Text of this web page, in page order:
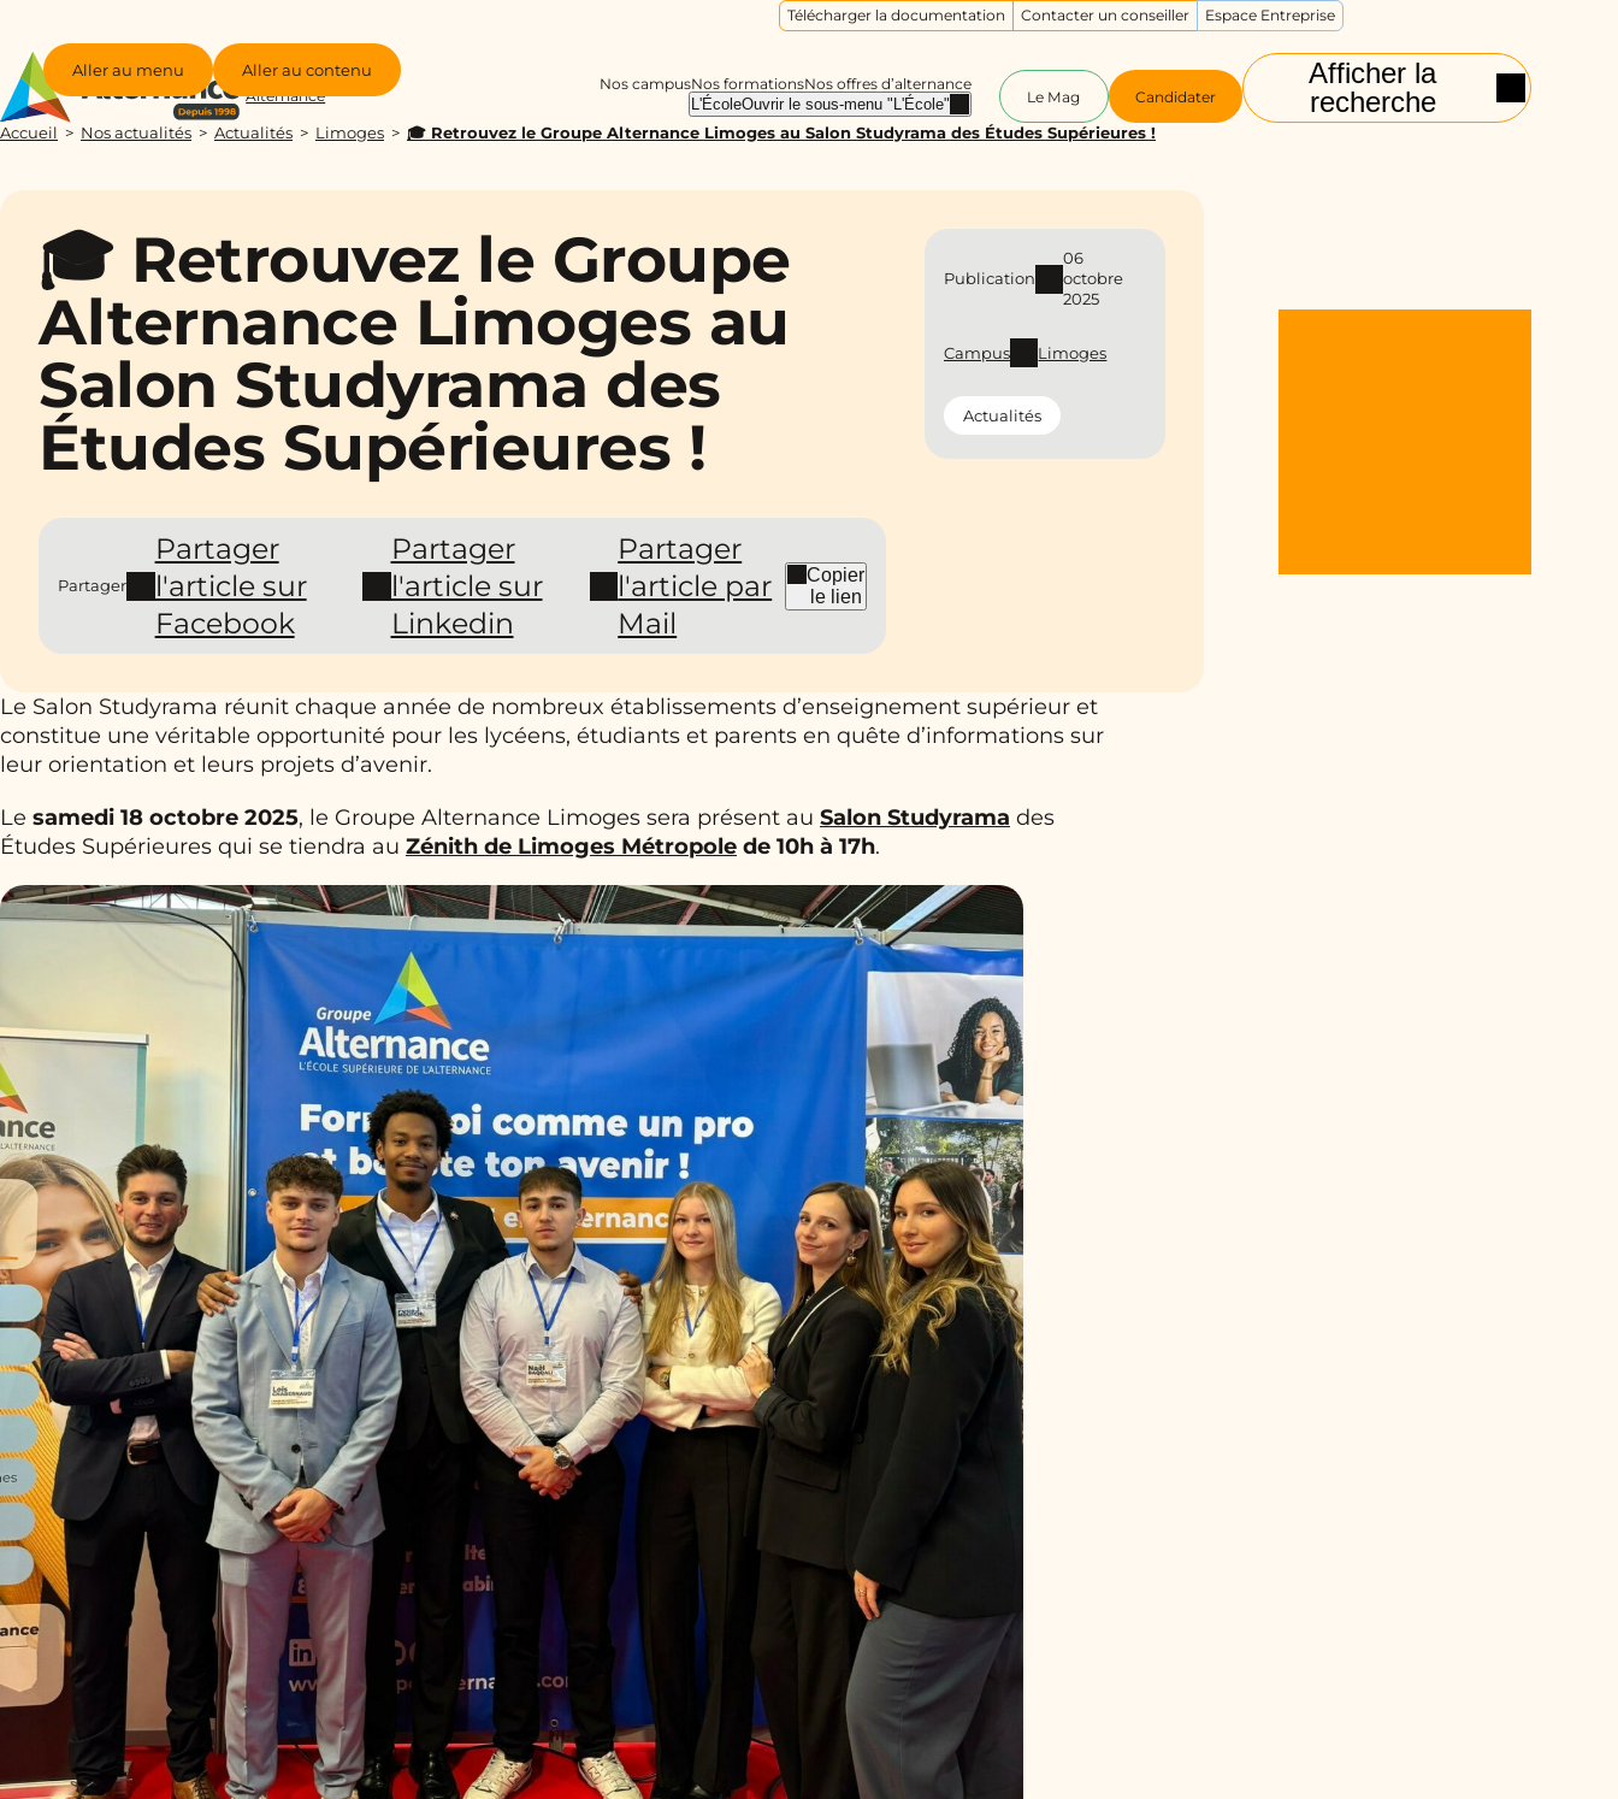
Aller au menu Aller au contenu
Groupe
Alternance
Afficher la
recherche
Nos campusNos formationsNos offres d’alternance
L'ÉcoleOuvrir le sous-menu "L'École" Le Mag Candidater
Télécharger la documentation Contacter un conseiller Espace Entreprise
Accueil Nos actualités Actualités Limoges 🎓 Retrouvez le Groupe Alternance Limoges au Salon Studyrama des Études Supérieures !
🎓 Retrouvez le Groupe
Alternance Limoges au
Salon Studyrama des
Études Supérieures !
Partager
Partager
l'article sur
Facebook
Partager
l'article sur
Linkedin
Partager
l'article par
Mail
Copier
le lien
Publication
06
octobre
2025
Campus Limoges
Actualités
Le Salon Studyrama réunit chaque année de nombreux établissements d’enseignement supérieur et
constitue une véritable opportunité pour les lycéens, étudiants et parents en quête d’informations sur
leur orientation et leurs projets d’avenir.
Le samedi 18 octobre 2025, le Groupe Alternance Limoges sera présent au Salon Studyrama des
Études Supérieures qui se tiendra au Zénith de Limoges Métropole de 10h à 17h.